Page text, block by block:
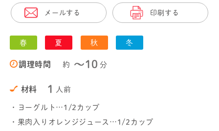
メールする 印刷する
春 夏 秋 冬
調理時間 約 〜10 分
材料 1 人前
・ヨーグルト…1/2カップ
・果肉入りオレンジジュース…1/2カップ